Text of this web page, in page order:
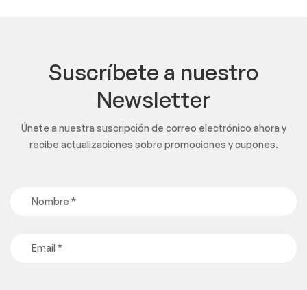
Suscríbete a nuestro
Newsletter
Únete a nuestra suscripción de correo electrónico ahora y
recibe actualizaciones sobre promociones y cupones.